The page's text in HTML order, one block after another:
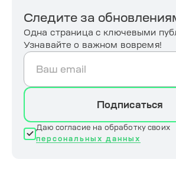
Следите за
Одна страница с ключевыми
Узнавайте о важном вовремя!
Подписаться
Даю согласие на обработку своих
персональных данных